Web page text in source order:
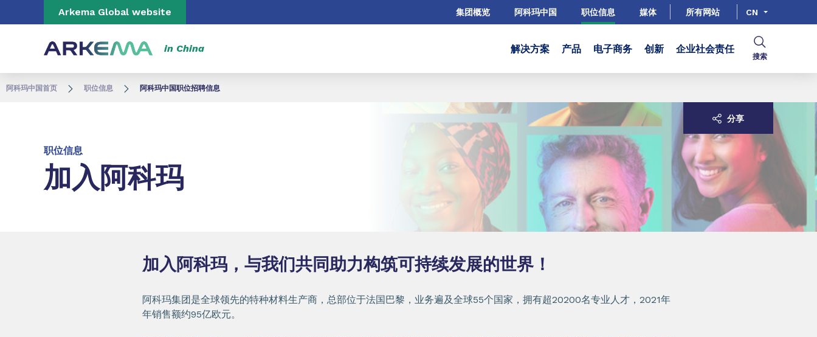
Go to content Go to navigation
Arkema Global website 集团概览 阿科玛中国 职位信息 媒体 所有网站 CN
in China 解决方案 产品 电子商务 创新 企业社会责任
搜索
阿科玛中国首页 职位信息 阿科玛中国职位招聘信息
职位信息
加入阿科玛
分享
加入阿科玛，与我们共同助力构筑可持续发展的世界！
阿科玛集团是全球领先的特种材料生产商，总部位于法国巴黎，业务遍及全球55个国家，拥有超20200名专业人才，2021年
年销售额约95亿欧元。